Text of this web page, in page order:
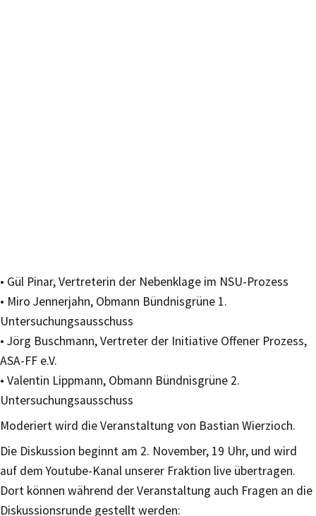
• Gül Pinar, Vertreterin der Nebenklage im NSU-Prozess
• Miro Jennerjahn, Obmann Bündnisgrüne 1.
Untersuchungsausschuss
• Jörg Buschmann, Vertreter der Initiative Offener Prozess,
ASA-FF e.V.
• Valentin Lippmann, Obmann Bündnisgrüne 2.
Untersuchungsausschuss
Moderiert wird die Veranstaltung von Bastian Wierzioch.
Die Diskussion beginnt am 2. November, 19 Uhr, und wird
auf dem Youtube-Kanal unserer Fraktion live übertragen.
Dort können während der Veranstaltung auch Fragen an die
Diskussionsrunde gestellt werden: